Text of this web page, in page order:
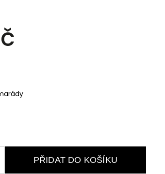
PŘIDAT DO KOŠÍKU